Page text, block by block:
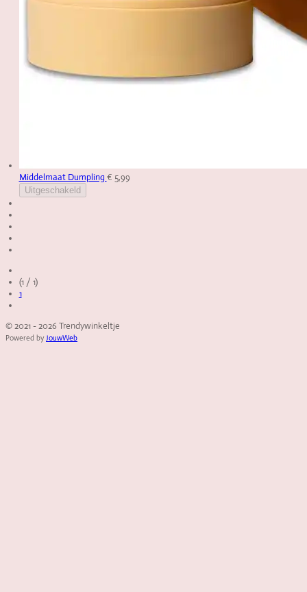
Middelmaat Dumpling € 5,99
Uitgeschakeld
(1 / 1)
1
© 2021 - 2026 Trendywinkeltje
Powered byJouwWeb